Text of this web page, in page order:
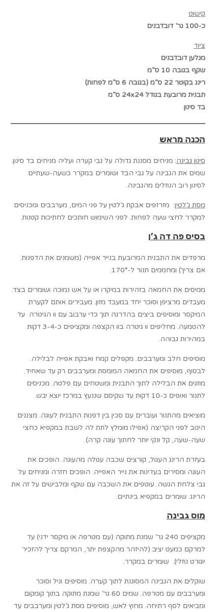
קישוט
כ-100 גר’ דובדבנים
ציוד
מגלען דובדבנים
שקף בגובה 10 ס”מ
רינג בקוטר 22 ס”מ (בגובה 6 ס”מ לפחות)
תבנית מרובעת בגודל 24
x24 ס”מ
בד סינון
הכנה מראש
סינון גבינה: מניחים מסננת גדולה על גבי קערה ועליה מניחים בד סינון.
שמים את הגבינה על גבי הבד ושומרים במקרר כשעה-שעתיים
לסינון רוב הנוזלים מהגבינה.
מסת ג’לטין: מזרזפים אבקת ג’לטין על פני המים, מערבבים ומכניסים
למקרר לחצי שעה לפחות. לפני השימוש חותכים לחתיכות קטנות.
בסיס פה דה ג’ן
מרפדים את התבנית המרובעת בנייר אפייה (משמנים את הדפנות
אם צריך) ומחממים תנור ל-170°.
ממיסים את החמאה בזהירות במיקרו או על אש נמוכה ושומרים בצד.
מעבדים מרציפן וסוכר יחד במעבד מזון. מעבירים אותם לקערת
המיקסר ומוסיפים ביצים בהדרגה תוך כדי ערבוב עם וו הגיטרה עד
להטמעה. מחליפים וו גיטרה בוו הקצפה ומקציפים כ-3-4 דקות
במהירות גבוהה.
מוסיפים חלב ומערבבים. מקפלים קמח ואבקת אפייה לבלילה.
לבסוף, מוסיפים את החמאה המומסת ומערבבים רק עד שאחיד.
מוזגים את הבלילה לתוך התבנית ומשטחים עם פלטה. מכניסים
לתנור ואופים כ-10 דקות עד שקיסם שננעץ במרכז יוצא יבש.
מוציאים מהתנור ועוברים עם סכין בין דפנות התבנית לעוגה. מצננים
היטב לפני הקריצה (אפילו מומלץ לתת לה לשבת במקפיא כחצי
שעה-שעה, קל ונקי יותר לחתוך עוגה קרה).
בעזרת הרינג העגול, קורצים שכבה עגולה מהעוגה. הופכים את
העוגה ומסירים בעדינות את נייר האפייה. הופכים חזרה ומניחים על
גבי צלחת הגשה. עוטפים את השכבה עם שקף ומלבישים על זה את
הרינג. שומרים במקפיא בינתיים.
מוס גבינה
מקציפים 240 גר’ שמנת מתוקה (עם מטרפה או מיקסר ידני) עד
למרקם כמעט יציב (להיזהר מהקצפת יתר, המרקם צריך להזכיר
יוגורט נוזלי). שומרים במקרר.
שוקלים את הגבינה המסוננת לתוך קערה. מוסיפים וניל וסוכר
ומערבבים עם מטרפה. שמים 60 גר’ שמנת מתוקה בתוך קומקום
ומביאים לסף רתיחה. מחוץ לאש, מוסיפים מסת ג’לטין ומערבבים עד